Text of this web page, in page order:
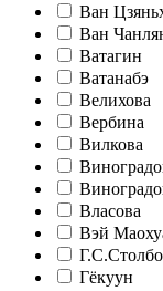
Ван
Ван
Ватагин
Ватанабэ
Велихова
Вербина
Вилкова
Власова
Вэй
Гёкуун